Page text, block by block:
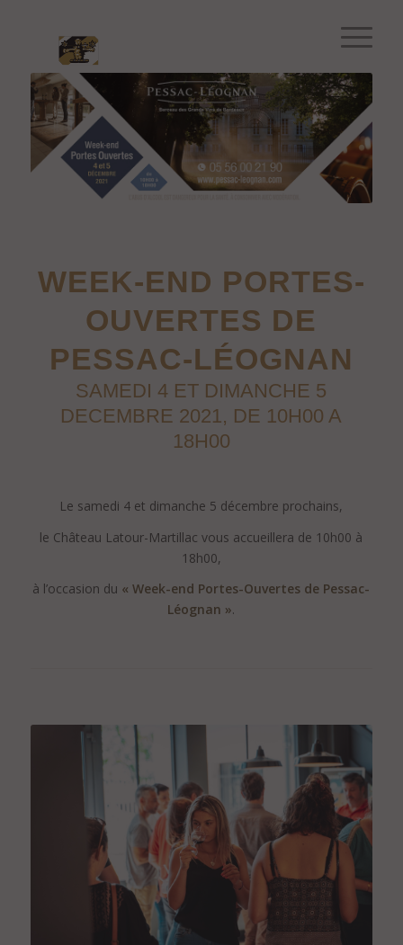
WEEK-END PORTES-
OUVERTES DE
PESSAC-LÉOGNAN
SAMEDI 4 ET DIMANCHE 5
DECEMBRE 2021, DE 10H00 A
18H00
Le samedi 4 et dimanche 5 décembre prochains,
le Château Latour-Martillac vous accueillera de 10h00 à
18h00,
à l’occasion du « Week-end Portes-Ouvertes de Pessac-
Léognan ».